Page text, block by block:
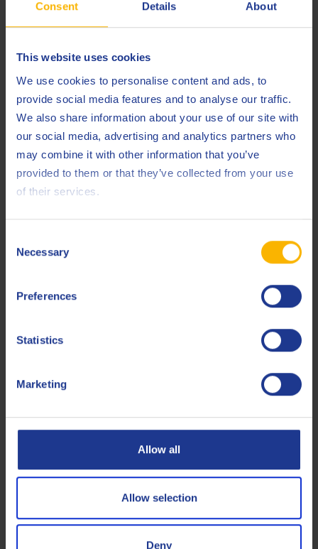
Consent Details About
This website uses cookies
We use cookies to personalise content and ads, to
provide social media features and to analyse our traffic.
We also share information about your use of our site with
our social media, advertising and analytics partners who
may combine it with other information that you’ve
provided to them or that they’ve collected from your use
of their services.
Selection
Necessary
Preferences
Statistics
Marketing
Allow all
Allow selection
Deny
MB 235.0 (DTFR 12B100)
SAE J 2360
Scania STO 1:0
Scania STO 1:1 G
TE-ML 02B
ZF TE-ML 05A
ZF
ZF
Verwandte Produkte